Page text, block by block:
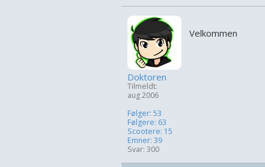
Doktoren
Tilmeldt:
aug 2006
Følger: 53
Følgere: 63
Scootere: 15
Emner: 39
Svar: 300
Velkommen